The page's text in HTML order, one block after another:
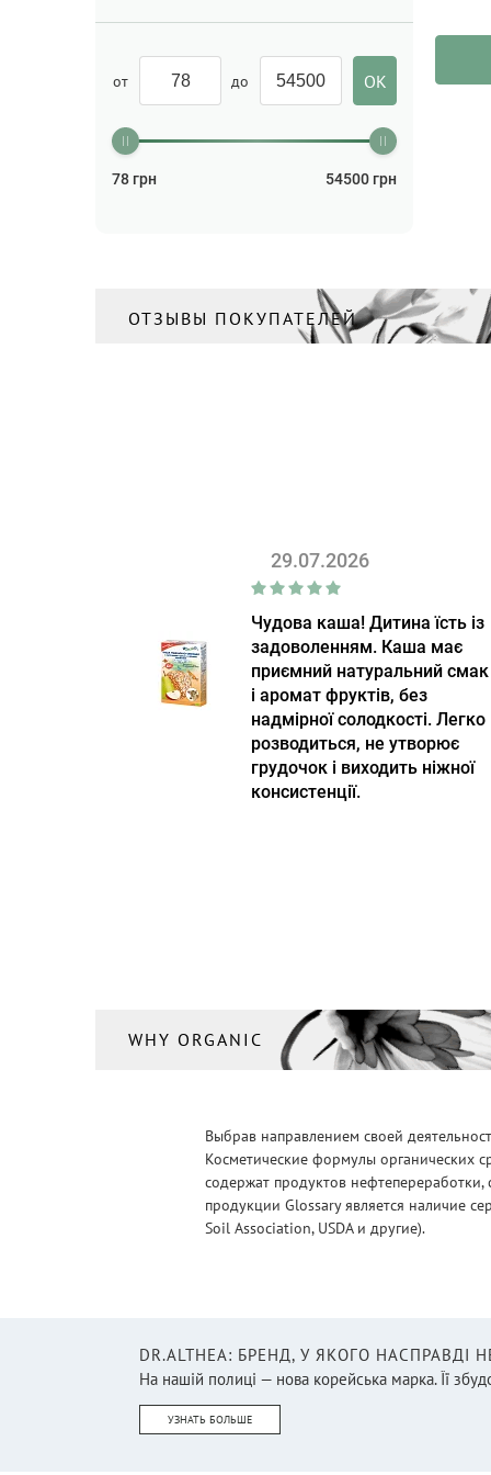
от до
78 грн 54500 грн
ОТЗЫВЫ ПОКУПАТЕЛЕЙ
29.07.2026
Чудова каша! Дитина їсть із
задоволенням. Каша має
приємний натуральний смак
і аромат фруктів, без
надмірної солодкості. Легко
розводиться, не утворює
грудочок і виходить ніжної
консистенції.
WHY ORGANIC
Выбрав направлением своей
Косметические формулы органических
содержат продуктов
продукции Glossary является наличие
Soil Association, USDA и другие).
DR.ALTHEA: БРЕНД, У ЯКОГО НАСПРАВДІ
На нашій полиці — нова корейська марка. Її
УЗНАТЬ БОЛЬШЕ